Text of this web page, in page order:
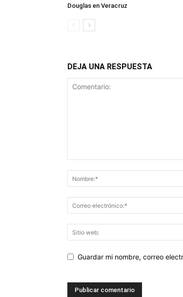
Douglas en Veracruz
DEJA UNA RESPUESTA
Guardar mi nombre, correo